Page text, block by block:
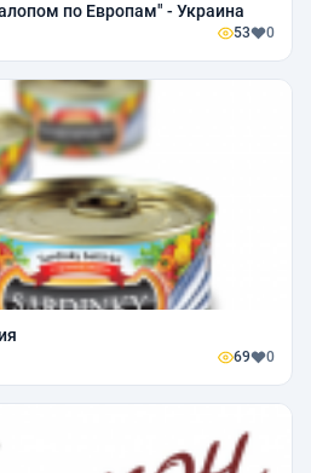
по Европам" - Украина
53 0
69 0